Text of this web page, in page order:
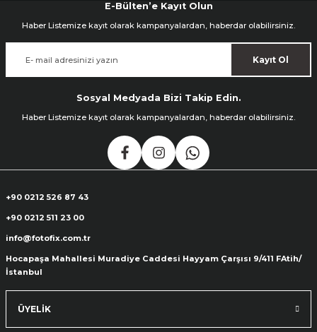
E-Bülten’e Kayıt Olun
Haber Listemize kayıt olarak kampanyalardan, haberdar olabilirsiniz.
Kayıt Ol
Sosyal Medyada Bizi Takip Edin.
Haber Listemize kayıt olarak kampanyalardan, haberdar olabilirsiniz.
+90 0212 526 87 43
+90 0212 511 23 00
info@fotofix.com.tr
Hocapaşa Mahallesi Muradiye Caddesi Hayyam Çarşısı 9/411 FAtih/
İstanbul
ÜYELİK